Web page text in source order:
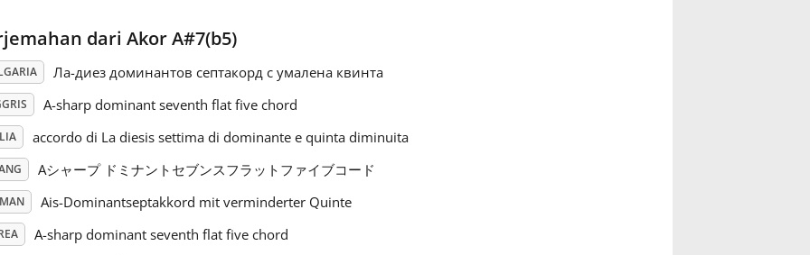
dari Akor A#7(b5)
Ла-диез доминантов септакорд с умалена квинта
A-sharp dominant seventh flat five chord
accordo di La diesis settima di dominante e quinta diminuita
Aシャープ ドミナントセブンスフラットファイブコード
Ais-Dominantseptakkord mit verminderter Quinte
A-sharp dominant seventh flat five chord